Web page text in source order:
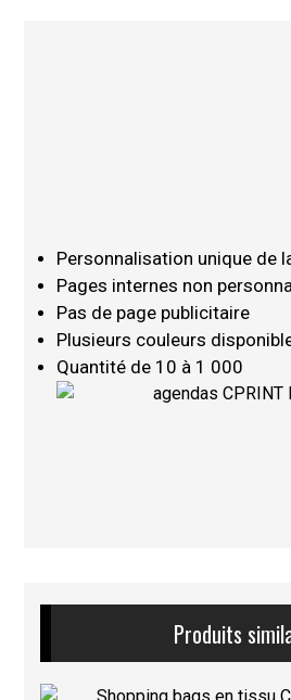
Personnalisation unique de
Pages internes non
Pas de page publicitaire
Plusieurs couleurs
Quantité de 10 à 1 000
Produits